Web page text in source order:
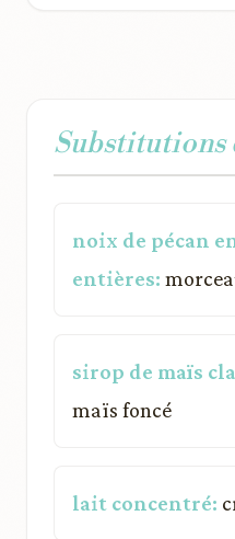
Substitutions
noix de pécan
entières:
sirop de maïs
maïs foncé
lait concentré: